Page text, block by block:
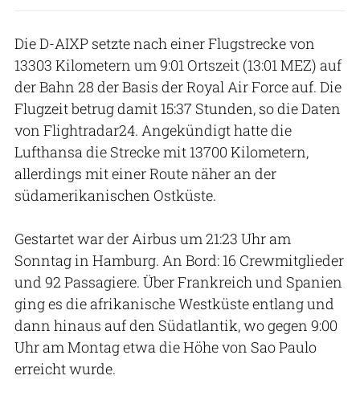
Die D-AIXP setzte nach einer Flugstrecke von
13303 Kilometern um 9:01 Ortszeit (13:01 MEZ) auf
der Bahn 28 der Basis der Royal Air Force auf. Die
Flugzeit betrug damit 15:37 Stunden, so die Daten
von Flightradar24. Angekündigt hatte die
Lufthansa die Strecke mit 13700 Kilometern,
allerdings mit einer Route näher an der
südamerikanischen Ostküste.
Gestartet war der Airbus um 21:23 Uhr am
Sonntag in Hamburg. An Bord: 16 Crewmitglieder
und 92 Passagiere. Über Frankreich und Spanien
ging es die afrikanische Westküste entlang und
dann hinaus auf den Südatlantik, wo gegen 9:00
Uhr am Montag etwa die Höhe von Sao Paulo
erreicht wurde.